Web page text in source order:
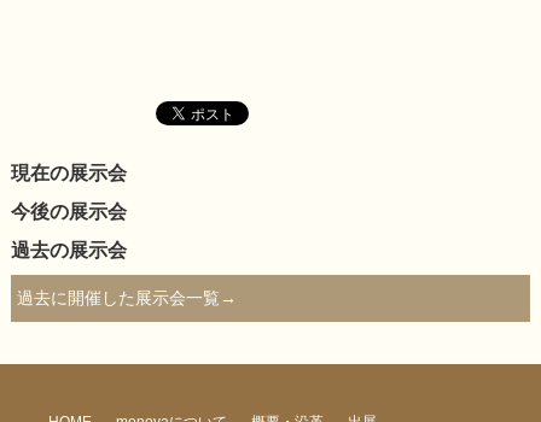
現在の展示会
今後の展示会
過去の展示会
過去に開催した展示会一覧→